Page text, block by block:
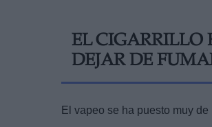
EL CIGARRILLO
DEJAR DE
El vapeo se ha puesto muy
link
Información adicional
link